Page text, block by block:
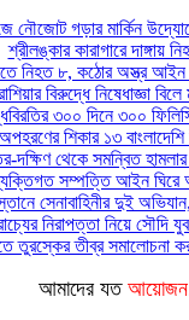
নৌজোট গড়ার মার্কিন
শ্রীলঙ্কার কারাগারে
নিহত ৮, কঠোর অস্ত্র আইন
বিরুদ্ধে নিষেধাজ্ঞা বিলে
৩০০ দিনে ৩০০
অপহরণের শিকার ১৩
দক্ষিণ থেকে সমন্বিত
সম্পত্তি আইন ঘিরে
সেনাবাহিনীর দুই
নিরাপত্তা নিয়ে সৌদি
তুরস্কের তীব্র সমালোচনা
আমাদের যত